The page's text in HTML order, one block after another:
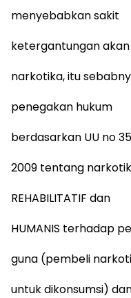
menyebabkan sakit
ketergantungan akan
narkotika, itu
penegakan hukum
berdasarkan UU no
2009 tentang
REHABILITATIF dan
HUMANIS terhadap
guna (pembeli
untuk dikonsumsi)